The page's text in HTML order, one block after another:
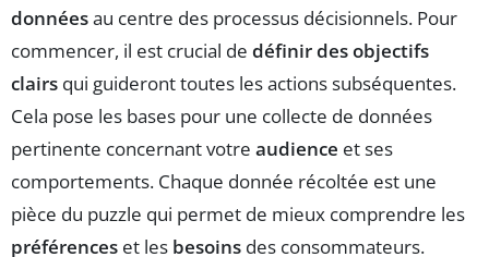
donnéesau centre des processus décisionnels. Pour
commencer, il est crucial de définir des objectifs
clairs qui guideront toutes les actions subséquentes.
Cela pose les bases pour une collecte de données
pertinente concernant votre audience et ses
comportements. Chaque donnée récoltée est une
pièce du puzzle qui permet de mieux comprendre les
préférences et les besoins des consommateurs.